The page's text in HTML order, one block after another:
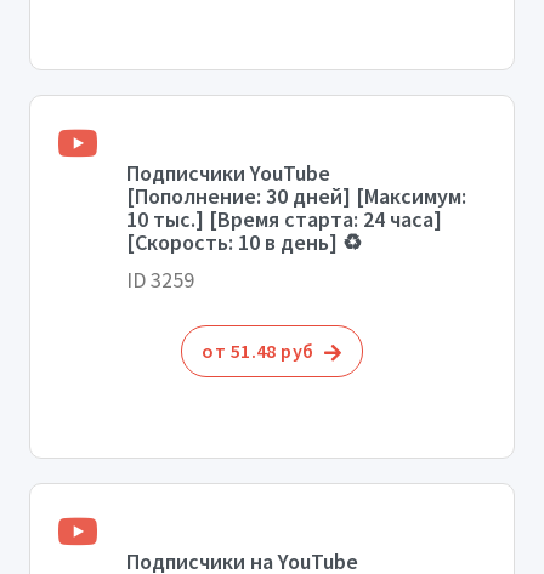
Подписчики YouTube
[Пополнение: 30 дней] [Максимум:
10 тыс.] [Время старта: 24 часа]
[Скорость: 10 в день] ♻️
ID 3259
от 51.48 руб
Подписчики на YouTube